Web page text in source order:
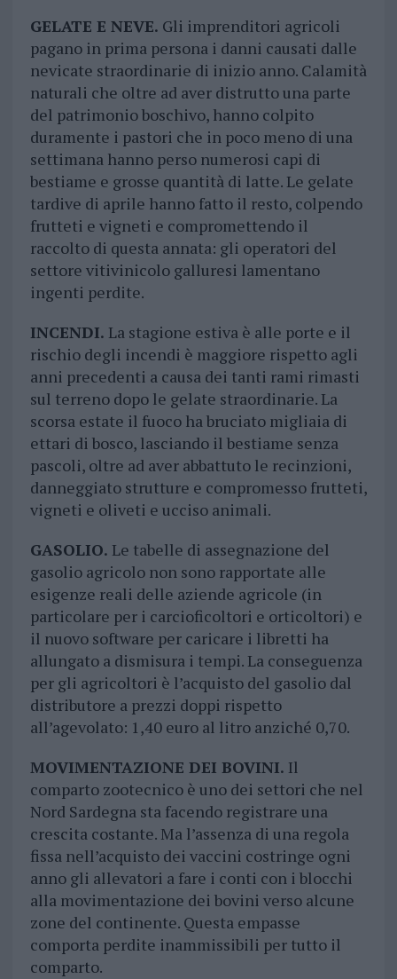
GELATE E NEVE. Gli imprenditori agricoli
pagano in prima persona i danni causati dalle
nevicate straordinarie di inizio anno. Calamità
naturali che oltre ad aver distrutto una parte
del patrimonio boschivo, hanno colpito
duramente i pastori che in poco meno di una
settimana hanno perso numerosi capi di
bestiame e grosse quantità di latte. Le gelate
tardive di aprile hanno fatto il resto, colpendo
frutteti e vigneti e compromettendo il
raccolto di questa annata: gli operatori del
settore vitivinicolo galluresi lamentano
ingenti perdite.
INCENDI. La stagione estiva è alle porte e il
rischio degli incendi è maggiore rispetto agli
anni precedenti a causa dei tanti rami rimasti
sul terreno dopo le gelate straordinarie. La
scorsa estate il fuoco ha bruciato migliaia di
ettari di bosco, lasciando il bestiame senza
pascoli, oltre ad aver abbattuto le recinzioni,
danneggiato strutture e compromesso frutteti,
vigneti e oliveti e ucciso animali.
GASOLIO. Le tabelle di assegnazione del
gasolio agricolo non sono rapportate alle
esigenze reali delle aziende agricole (in
particolare per i carcioficoltori e orticoltori) e
il nuovo software per caricare i libretti ha
allungato a dismisura i tempi. La conseguenza
per gli agricoltori è l’acquisto del gasolio dal
distributore a prezzi doppi rispetto
all’agevolato: 1,40 euro al litro anziché 0,70.
MOVIMENTAZIONE DEI BOVINI. Il
comparto zootecnico è uno dei settori che nel
Nord Sardegna sta facendo registrare una
crescita costante. Ma l’assenza di una regola
fissa nell’acquisto dei vaccini costringe ogni
anno gli allevatori a fare i conti con i blocchi
alla movimentazione dei bovini verso alcune
zone del continente. Questa empasse
comporta perdite inammissibili per tutto il
comparto.